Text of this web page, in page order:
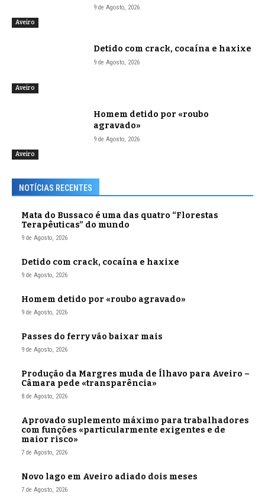
Aveiro
9 de Agosto, 2026
Aveiro
Detido com crack, cocaína e haxixe
9 de Agosto, 2026
Aveiro
Homem detido por «roubo
agravado»
9 de Agosto, 2026
NOTÍCIAS RECENTES
Mata do Bussaco é uma das quatro “Florestas
Terapêuticas” do mundo
9 de Agosto, 2026
Detido com crack, cocaína e haxixe
9 de Agosto, 2026
Homem detido por «roubo agravado»
9 de Agosto, 2026
Passes do ferry vão baixar mais
9 de Agosto, 2026
Produção da Margres muda de Ílhavo para Aveiro –
Câmara pede «transparência»
8 de Agosto, 2026
Aprovado suplemento máximo para trabalhadores
com funções «particularmente exigentes e de
maior risco»
7 de Agosto, 2026
Novo lago em Aveiro adiado dois meses
7 de Agosto, 2026